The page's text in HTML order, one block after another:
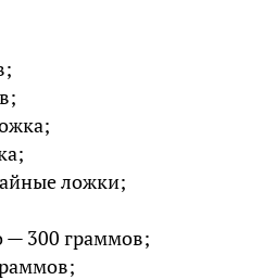
ложки;
— 300 граммов;